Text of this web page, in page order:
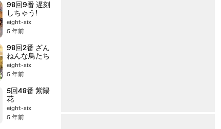
98回9番 遅刻
しちゃう!
eight-six
5 年前
98回2番 ざん
ねんな鳥たち
eight-six
5 年前
5回48番 紫陽
花
eight-six
5 年前